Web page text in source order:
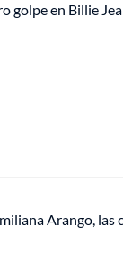
golpe en Billie
Arango, las